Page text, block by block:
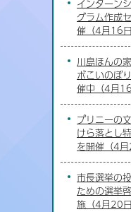
インターン
グラム作成
催（4月16日
川島ほんの
ボこいのぼ
催中（4月16
プリニーの
けら落とし
を開催（4月
市長選挙の
ための選挙
施（4月20日